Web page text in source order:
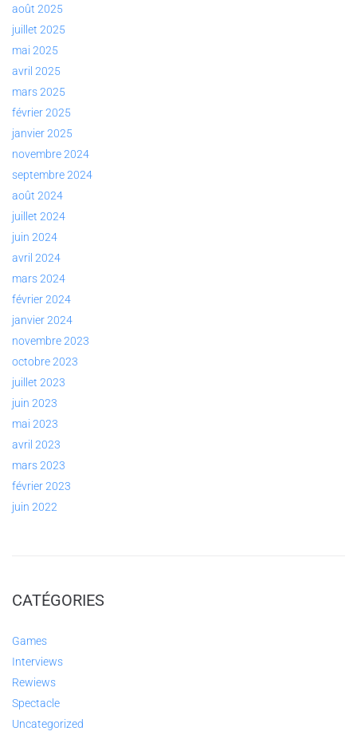
août 2025
juillet 2025
mai 2025
avril 2025
mars 2025
février 2025
janvier 2025
novembre 2024
septembre 2024
août 2024
juillet 2024
juin 2024
avril 2024
mars 2024
février 2024
janvier 2024
novembre 2023
octobre 2023
juillet 2023
juin 2023
mai 2023
avril 2023
mars 2023
février 2023
juin 2022
CATÉGORIES
Games
Interviews
Rewiews
Spectacle
Uncategorized